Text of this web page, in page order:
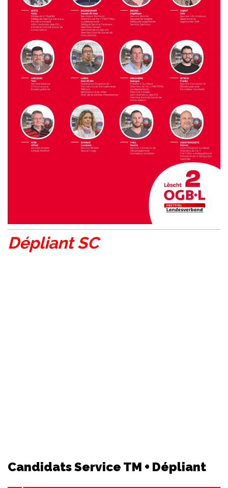
Dépliant SC
Candidats Service TM + Dépliant